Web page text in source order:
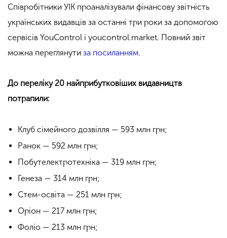
Співробітники УІК проаналізували фінансову звітність
українських видавців за останні три роки за допомогою
сервісів YouControl і youcontrol.market. Повний звіт
можна переглянути за посиланням.
До переліку 20 найприбутковіших видавництв
потрапили:
Клуб сімейного дозвілля — 593 млн грн;
Ранок — 592 млн грн;
Побутелектротехніка — 319 млн грн;
Генеза — 314 млн грн;
Стем-освіта — 251 млн грн;
Оріон — 217 млн грн;
Фоліо — 213 млн грн;